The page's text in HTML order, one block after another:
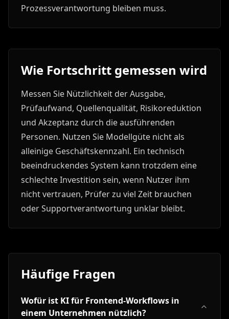
Prozessverantwortung bleiben muss.
Wie Fortschritt gemessen wird
Messen Sie Nützlichkeit der Ausgabe,
Prüfaufwand, Quellenqualität, Risikoreduktion
und Akzeptanz durch die ausführenden
Personen. Nutzen Sie Modellgüte nicht als
alleinige Geschäftskennzahl. Ein technisch
beeindruckendes System kann trotzdem eine
schlechte Investition sein, wenn Nutzer ihm
nicht vertrauen, Prüfer zu viel Zeit brauchen
oder Supportverantwortung unklar bleibt.
Häufige Fragen
Wofür ist KI für Frontend-Workflows in
einem Unternehmen nützlich?